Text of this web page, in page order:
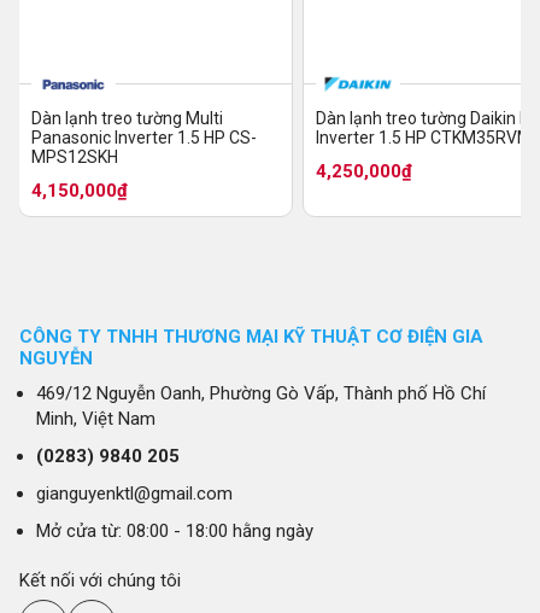
Dàn lạnh treo tường Multi
Panasonic Inverter 1.5 HP CS-
MPS12SKH
4,150,000₫
Dàn lạnh treo tường Daikin
Inverter 1.5 HP
4,250,000₫
CÔNG TY TNHH THƯƠNG MẠI KỸ THUẬT CƠ ĐIỆN GIA
NGUYỄN
469/12 Nguyễn Oanh, Phường Gò Vấp, Thành phố Hồ Chí
Minh, Việt Nam
(0283) 9840 205
gianguyenktl@gmail.com
Mở cửa từ: 08:00 - 18:00 hằng ngày
Kết nối với chúng tôi